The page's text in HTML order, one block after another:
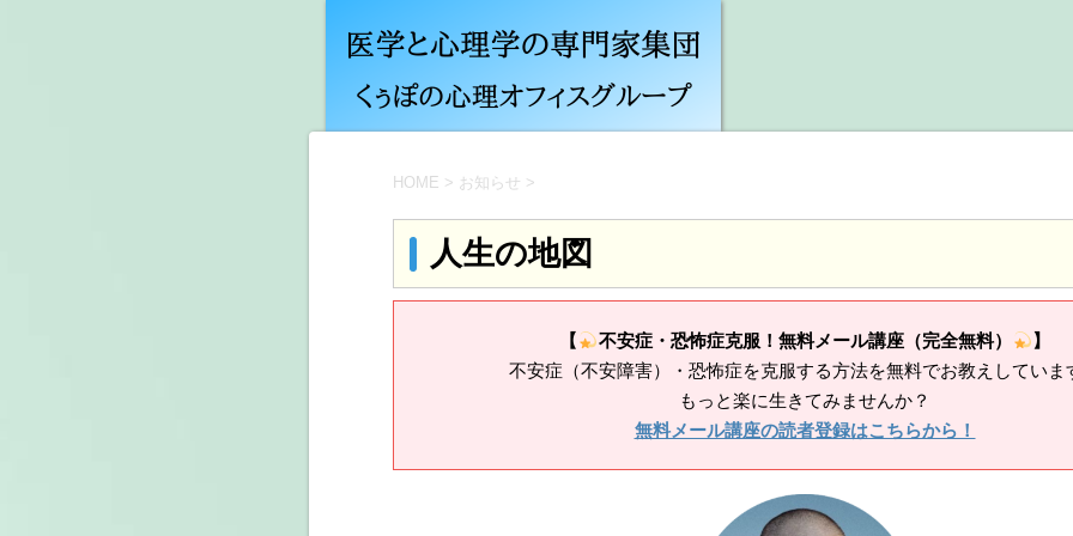
HOME > お知らせ >
人生の地図
【 不安症・恐怖症克服！無料メール講座（完全無料）
】
不安症（不安障害）・恐怖症を克服する方法を無料でお教えしていま
もっと楽に生きてみませんか？
無料メール講座の読者登録はこちらから！